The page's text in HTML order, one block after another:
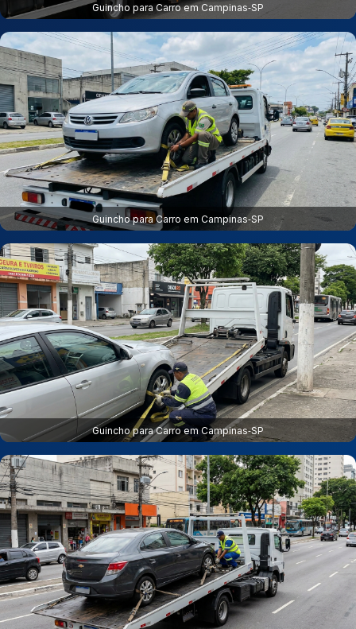
Guincho para Carro em Campinas‑SP
Guincho para Carro em Campinas‑SP
Guincho para Carro em Campinas‑SP